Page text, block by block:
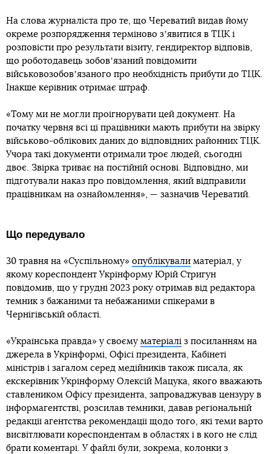
На слова журналіста про те, що Череватий видав йому
окреме розпорядження терміново зʼявитися в ТЦК і
розповісти про результати візиту, гендиректор відповів,
що роботодавець зобовʼязаний повідомити
військовозобовʼязаного про необхідність прибути до ТЦК.
Інакше керівник отримає штраф.
«Тому ми не могли проігнорувати цей документ. На
початку червня всі ці працівники мають прибути на звірку
військово-облікових даних до відповідних районних ТЦК.
Учора такі документи отримали троє людей, сьогодні
двоє. Звірка триває на постійній основі. Відповідно, ми
підготували наказ про повідомлення, який відправили
працівникам на ознайомлення», — зазначив Череватий.
Що передувало
30 травня на «Суспільному» опублікували матеріал, у
якому кореспондент Укрінформу Юрій Стригун
повідомив, що у грудні 2023 року отримав від редактора
темник з бажаними та небажаними спікерами в
Чернігівській області.
«Українська правда» у своєму матеріалі з посиланням на
джерела в Укрінформі, Офісі президента, Кабінеті
міністрів і загалом серед медійників також писала, як
екскерівник Укрінформу Олексій Мацука, якого вважають
ставлеником Офісу президента, запроваджував цензуру в
інформагентстві, розсилав темники, давав регіональній
редакції агентства рекомендації щодо того, які теми варто
висвітлювати кореспондентам в областях і в кого не слід
брати коментарі. У файлі були, зокрема, колонки з